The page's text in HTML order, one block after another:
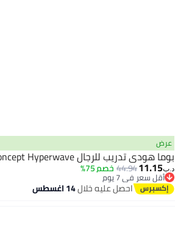
عرض
بوما هودي تدريب للرجال Concept Hyperwave
د.ب‏11.15
44.94خصم 75%
أقل سعر في 7 يوم
أقل سعر في 7 يوماحصل عليه خلال14 اغسطس